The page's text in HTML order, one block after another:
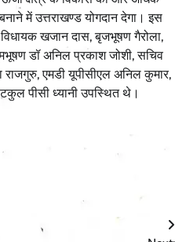
में उत्तराखण्ड योगदान देगा। इस
खजान दास, बृजभूषण गैरोला,
डॉ अनिल प्रकाश जोशी, सचिव
राजगुरु, एमडी यूपीसीएल अनिल कुमार,
पीसी ध्यानी उपस्थित थे।